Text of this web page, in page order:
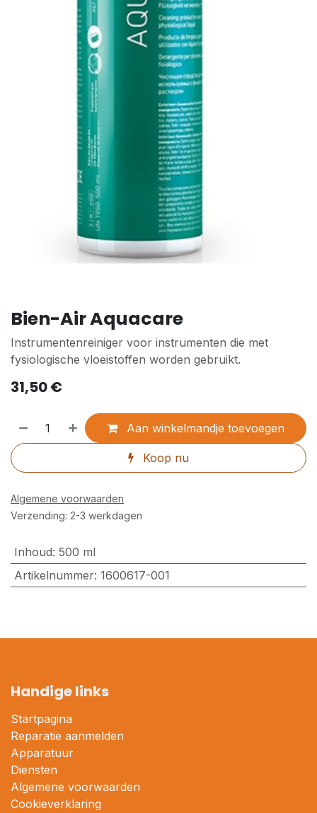
Bien-Air Aquacare
Instrumentenreiniger voor instrumenten die met
fysiologische vloeistoffen worden gebruikt.
31,50€
Aan winkelmandje toevoegen
Koop nu
Algemene voorwaarden
Verzending: 2-3 werkdagen
Inhoud: 500 ml
Artikelnummer: 1600617-001
Handige links
Startpagina
Reparatie aanmelden
Apparatuur
Diensten
Algemene voorwaarden
Cookieverklaring